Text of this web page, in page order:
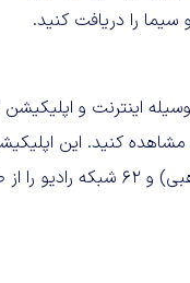
را دریافت کنید.
اینترنت و
می کند.